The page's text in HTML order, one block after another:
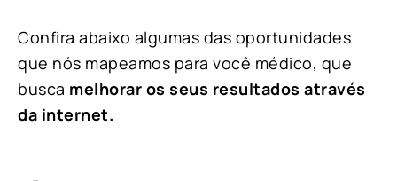
Confira abaixo algumas das oportunidades
que nós mapeamos para você médico, que
busca melhorar os seus resultados através
da internet.